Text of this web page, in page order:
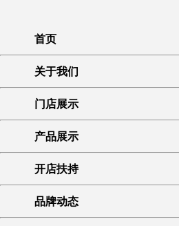
首页
关于我们
门店展示
产品展示
开店扶持
品牌动态